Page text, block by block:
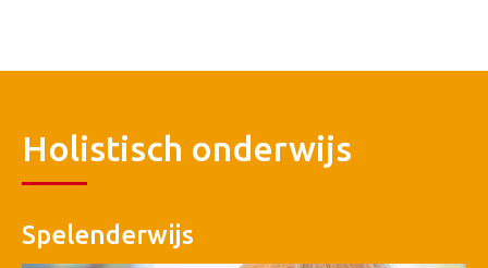
Holistisch onderwijs
Spelenderwijs